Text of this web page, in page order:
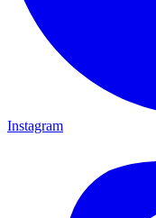
Instagram